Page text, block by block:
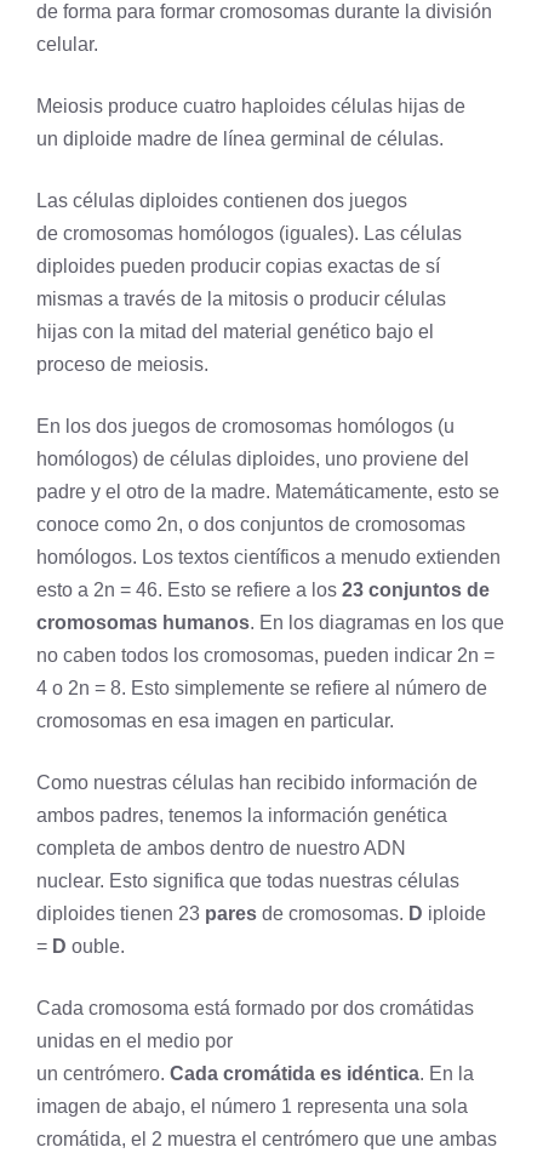
de forma para formar cromosomas durante la división
celular.
Meiosis produce cuatro haploides células hijas de
un diploide madre de línea germinal de células.
Las células diploides contienen dos juegos
de cromosomas homólogos (iguales). Las células
diploides pueden producir copias exactas de sí
mismas a través de la mitosis o producir células
hijas con la mitad del material genético bajo el
proceso de meiosis.
En los dos juegos de cromosomas homólogos (u
homólogos) de células diploides, uno proviene del
padre y el otro de la madre. Matemáticamente, esto se
conoce como 2n, o dos conjuntos de cromosomas
homólogos. Los textos científicos a menudo extienden
esto a 2n = 46. Esto se refiere a los 23 conjuntos de
cromosomas humanos. En los diagramas en los que
no caben todos los cromosomas, pueden indicar 2n =
4 o 2n = 8. Esto simplemente se refiere al número de
cromosomas en esa imagen en particular.
Como nuestras células han recibido información de
ambos padres, tenemos la información genética
completa de ambos dentro de nuestro ADN
nuclear. Esto significa que todas nuestras células
diploides tienen 23 pares de cromosomas. D iploide
= D ouble.
Cada cromosoma está formado por dos cromátidas
unidas en el medio por
un centrómero. Cada cromátida es idéntica. En la
imagen de abajo, el número 1 representa una sola
cromátida, el 2 muestra el centrómero que une ambas